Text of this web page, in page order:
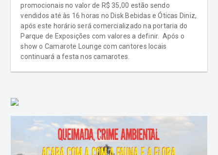
promocionais no valor de R$ 35,00 estão sendo
vendidos até às 16 horas no Disk Bebidas e Óticas Diniz,
após este horário será comercializado na portaria do
Parque de Exposições com valores a definir. Após o
show o Camarote Lounge com cantores locais
continuará a festa nos camarotes.